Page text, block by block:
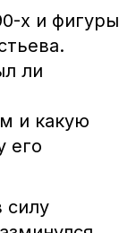
х и фигуры
ли
и какую
его
силу